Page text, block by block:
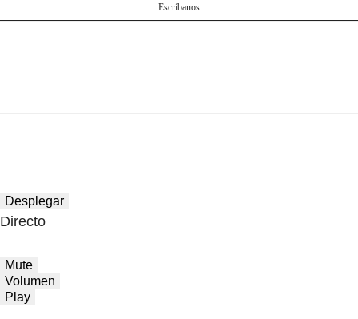
Escríbanos
Desplegar
Directo
Mute
Volumen
Play